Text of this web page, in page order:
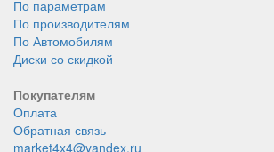
По параметрам
По производителям
По Автомобилям
Диски со скидкой
Покупателям
Оплата
Обратная связь
market4x4@yandex.ru